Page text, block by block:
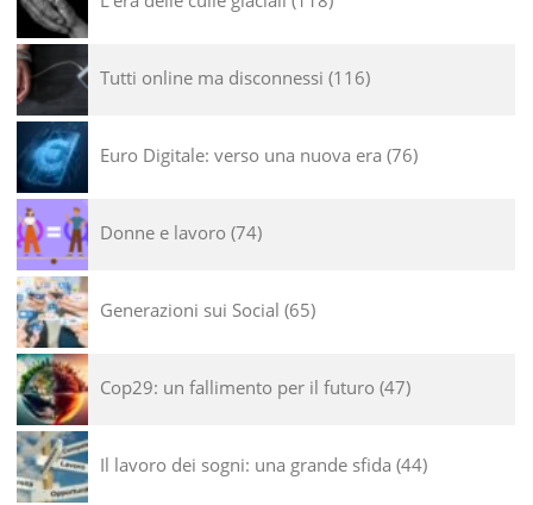
Tutti online ma disconnessi 116
Euro Digitale: verso una nuova era 76
Donne e lavoro 74
Generazioni sui Social 65
Cop29: un fallimento per il futuro 47
Il lavoro dei sogni: una grande sfida 44